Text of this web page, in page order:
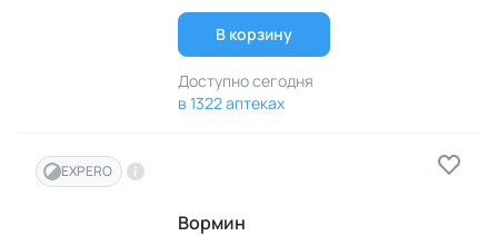
В корзину
Доступно сегодня
в 1322 аптеках
EXPERO
Вормин